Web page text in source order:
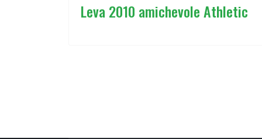
Leva 2010 amichevole Athletic